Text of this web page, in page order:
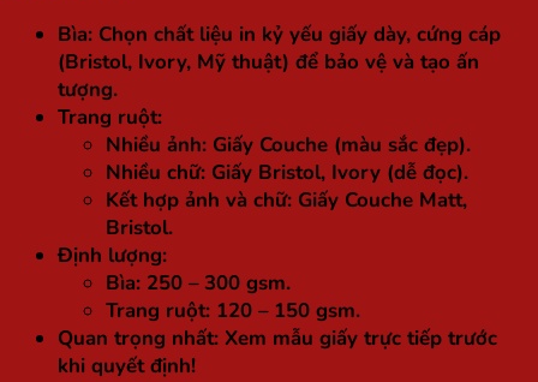
Bìa: Chọn chất liệu in kỷ yếu giấy dày, cứng cáp
(Bristol, Ivory, Mỹ thuật) để bảo vệ và tạo ấn
tượng.
Trang ruột:
Nhiều ảnh: Giấy Couche (màu sắc đẹp).
Nhiều chữ: Giấy Bristol, Ivory (dễ đọc).
Kết hợp ảnh và chữ: Giấy Couche Matt,
Bristol.
Định lượng:
Bìa: 250 – 300 gsm.
Trang ruột: 120 – 150 gsm.
Quan trọng nhất: Xem mẫu giấy trực tiếp trước
khi quyết định!